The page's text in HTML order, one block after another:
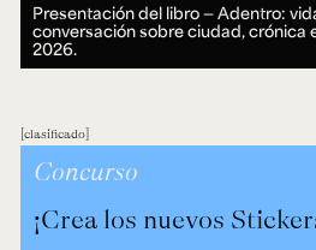
Presentación del libro — Adentro:
conversación sobre ciudad, crónica
2026.
clasificado
Concurso
¡Crea los nuevos